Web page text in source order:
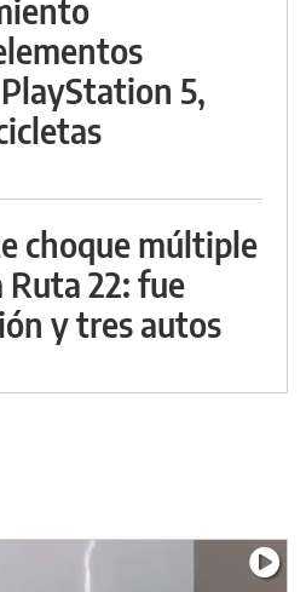
5,
choque múltiple
22: fue
y tres autos